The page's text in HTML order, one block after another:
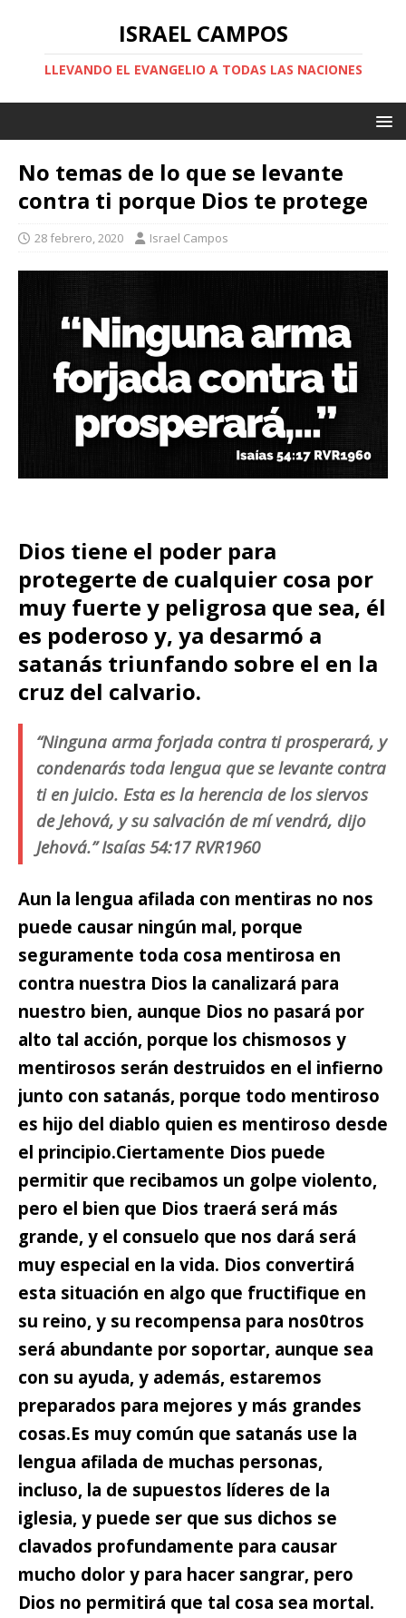
ISRAEL CAMPOS
LLEVANDO EL EVANGELIO A TODAS LAS NACIONES
No temas de lo que se levante
contra ti porque Dios te protege
28 febrero, 2020 Israel Campos
Dios tiene el poder para
protegerte de cualquier cosa por
muy fuerte y peligrosa que sea, él
es poderoso y, ya desarmó a
satanás triunfando sobre el en la
cruz del calvario.
“Ninguna arma forjada contra ti prosperará, y
condenarás toda lengua que se levante contra
ti en juicio. Esta es la herencia de los siervos
de Jehová, y su salvación de mí vendrá, dijo
Jehová.” Isaías 54:17 RVR1960
Aun la lengua afilada con mentiras no nos
puede causar ningún mal, porque
seguramente toda cosa mentirosa en
contra nuestra Dios la canalizará para
nuestro bien, aunque Dios no pasará por
alto tal acción, porque los chismosos y
mentirosos serán destruidos en el infierno
junto con satanás, porque todo mentiroso
es hijo del diablo quien es mentiroso desde
el principio.Ciertamente Dios puede
permitir que recibamos un golpe violento,
pero el bien que Dios traerá será más
grande, y el consuelo que nos dará será
muy especial en la vida. Dios convertirá
esta situación en algo que fructifique en
su reino, y su recompensa para nos0tros
será abundante por soportar, aunque sea
con su ayuda, y además, estaremos
preparados para mejores y más grandes
cosas.Es muy común que satanás use la
lengua afilada de muchas personas,
incluso, la de supuestos líderes de la
iglesia, y puede ser que sus dichos se
clavados profundamente para causar
mucho dolor y para hacer sangrar, pero
Dios no permitirá que tal cosa sea mortal.